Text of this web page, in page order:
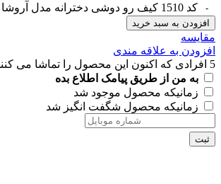
کد 1510 کیف رو دوشی دخترانه مدل آروشا عدد
افزودن به سبد خرید
مقايسه
افزودن به علاقه مندی
5 افرادی که اکنون این محصول را تماشا می
به من از طریق پیامک اطلاع بده
زمانیکه محصول موجود شد
زمانیکه محصول شگفت انگیز شد
ثبت